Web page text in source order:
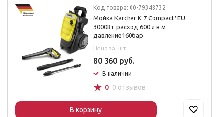
Код товара: 00-79348732
Мойка Karcher K 7 Compact*EU
3000Вт расход 600 л в м
давление160бар
Цена за: шт
80 360 руб.
В наличии
☆ 0 0 отзывов
В корзину